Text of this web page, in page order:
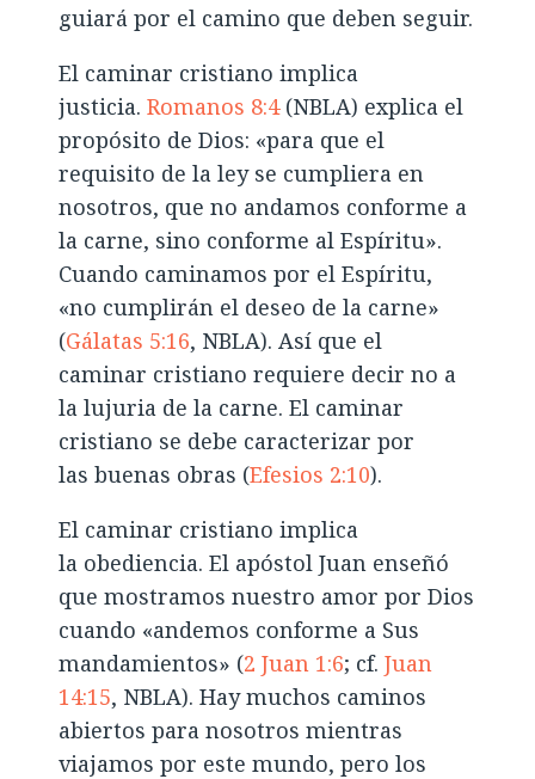
guiará por el camino que deben seguir.
El caminar cristiano implica
justicia.Romanos 8:4(NBLA) explica el
propósito de Dios: «para que el
requisito de la ley se cumpliera en
nosotros, que no andamos conforme a
la carne, sino conforme al Espíritu».
Cuando caminamos por el Espíritu,
«no cumplirán el deseo de la carne»
(Gálatas 5:16, NBLA). Así que el
caminar cristiano requiere decir no a
la lujuria de la carne. El caminar
cristiano se debe caracterizar por
las buenas obras (Efesios 2:10).
El caminar cristiano implica
la obediencia. El apóstol Juan enseñó
que mostramos nuestro amor por Dios
cuando «andemos conforme a Sus
mandamientos» (2 Juan 1:6; cf.Juan
14:15, NBLA). Hay muchos caminos
abiertos para nosotros mientras
viajamos por este mundo, pero los